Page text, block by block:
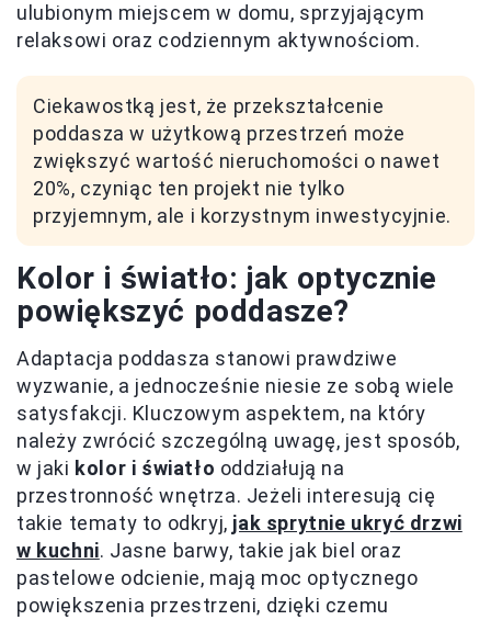
ulubionym miejscem w domu, sprzyjającym
relaksowi oraz codziennym aktywnościom.
Ciekawostką jest, że przekształcenie
poddasza w użytkową przestrzeń może
zwiększyć wartość nieruchomości o nawet
20%, czyniąc ten projekt nie tylko
przyjemnym, ale i korzystnym inwestycyjnie.
Kolor i światło: jak optycznie
powiększyć poddasze?
Adaptacja poddasza stanowi prawdziwe
wyzwanie, a jednocześnie niesie ze sobą wiele
satysfakcji. Kluczowym aspektem, na który
należy zwrócić szczególną uwagę, jest sposób,
w jaki kolor i światło oddziałują na
przestronność wnętrza. Jeżeli interesują cię
takie tematy to odkryj, jak sprytnie ukryć drzwi
w kuchni. Jasne barwy, takie jak biel oraz
pastelowe odcienie, mają moc optycznego
powiększenia przestrzeni, dzięki czemu